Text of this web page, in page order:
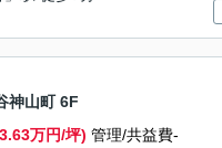
神山町 6F
万円/坪) 管理/共益費-